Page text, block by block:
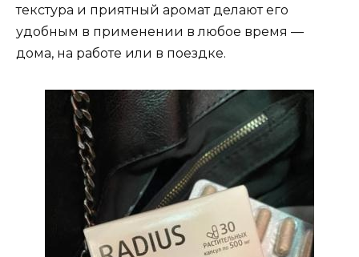
текстура и приятный аромат делают его
удобным в применении в любое время —
дома, на работе или в поездке.